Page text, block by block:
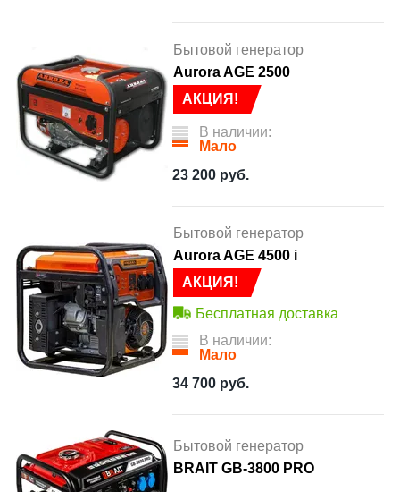
Бытовой генератор
АКЦИЯ!
Aurora AGE 2500
В наличии:
Мало
23 200 руб.
Бытовой генератор
АКЦИЯ!
Aurora AGE 4500 i
Бесплатная доставка
В наличии:
Мало
34 700 руб.
Бытовой генератор
BRAIT GB-3800 PRO